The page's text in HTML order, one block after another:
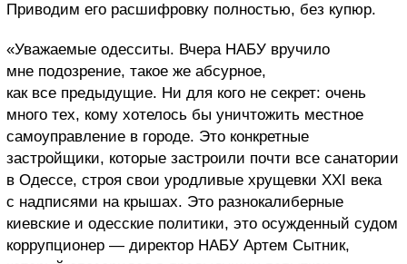
Приводим его расшифровку полностью, без купюр.
«Уважаемые одесситы. Вчера НАБУ вручило
мне подозрение, такое же абсурное,
как все предыдущие. Ни для кого не секрет: очень
много тех, кому хотелось бы уничтожить местное
самоуправление в городе. Это конкретные
застройщики, которые застроили почти все санатории
в Одессе, строя свои уродливые хрущевки XXI века
с надписями на крышах. Это разнокалиберные
киевские и одесские политики, это осужденный судом
коррупционер — директор НАБУ Артем Сытник,